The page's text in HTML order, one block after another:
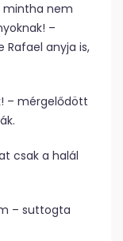
mintha nem
–
anyja is,
– mérgelődött
csak a halál
– suttogta